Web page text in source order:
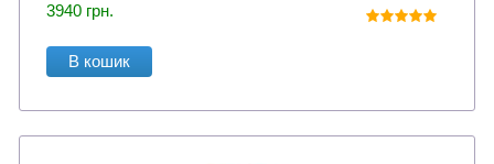
3940 грн.
В кошик